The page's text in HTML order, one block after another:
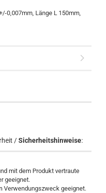
0,007mm, Länge L 150mm,
/Sicherheitshinweise:
mit dem Produkt vertraute
geeignet.
Verwendungszweck geeignet.